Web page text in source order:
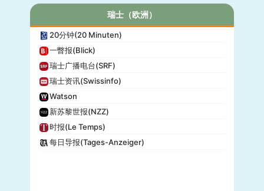
瑞士（欧洲）
20分钟(20 Minuten)
一瞥报(Blick)
瑞士广播电台(SRF)
瑞士资讯(Swissinfo)
Watson
新苏黎世报(NZZ)
时报(Le Temps)
每日导报(Tages-Anzeiger)